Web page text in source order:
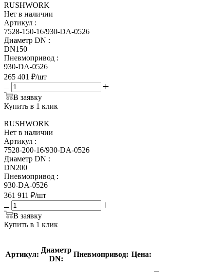
RUSHWORK
Нет в наличии
Артикул :
7528-150-16/930-DA-0526
Диаметр DN :
DN150
Пневмопривод :
930-DA-0526
265 401 ₽/шт
В заявку
Купить в 1 клик
RUSHWORK
Нет в наличии
Артикул :
7528-200-16/930-DA-0526
Диаметр DN :
DN200
Пневмопривод :
930-DA-0526
361 911 ₽/шт
В заявку
Купить в 1 клик
Артикул:
Диаметр
DN:
Пневмопривод: Цена: